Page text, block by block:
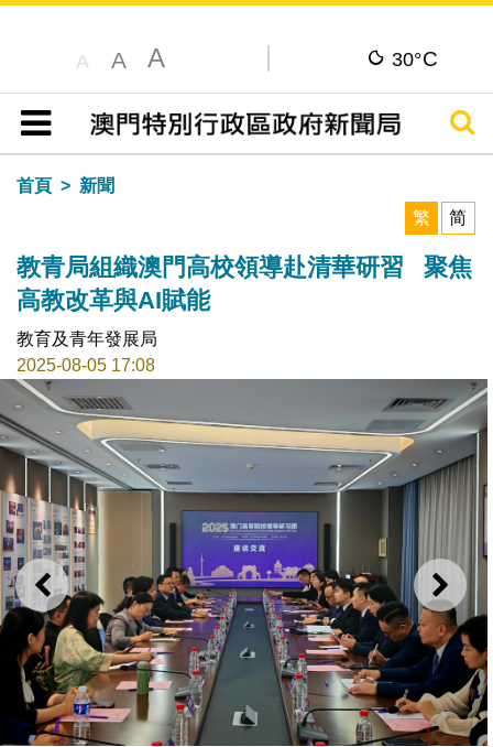
A A A 30°C
目錄
搜尋
首頁
新聞
繁
简
教青局組織澳門高校領導赴清華研習 聚焦
高教改革與AI賦能
教育及青年發展局
2025-08-05 17:08
上一則 下一